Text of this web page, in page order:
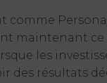
comme
maintenant ce
les
des résultats